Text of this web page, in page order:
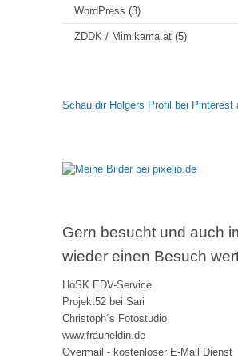
WordPress (3)
ZDDK / Mimikama.at (5)
Schau dir Holgers Profil bei Pinterest
Gern besucht und auch
wieder einen Besuch
HoSK EDV-Service
Projekt52 bei Sari
Christoph´s Fotostudio
www.frauheldin.de
Overmail - kostenloser E-Mail Dienst